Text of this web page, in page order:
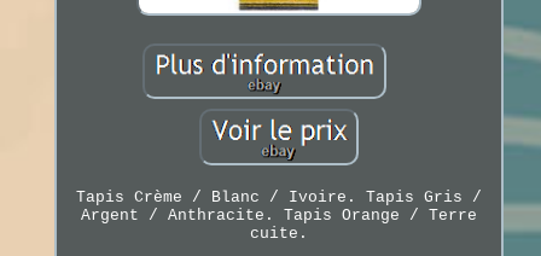
Tapis Crème / Blanc / Ivoire. Tapis Gris /
Argent / Anthracite. Tapis Orange / Terre
cuite.